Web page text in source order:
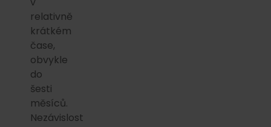
relativně
krátkém
čase,
obvykle
do
šesti
měsíců.
Nezávislost